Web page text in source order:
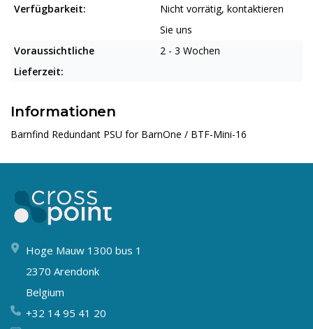
Verfügbarkeit:
Nicht vorrätig, kontaktieren
Sie uns
Voraussichtliche
Lieferzeit:
2 - 3 Wochen
Informationen
Barnfind Redundant PSU for BarnOne / BTF-Mini-16
Hoge Mauw 1300 bus 1
2370 Arendonk
Belgium
+32 14 95 41 20